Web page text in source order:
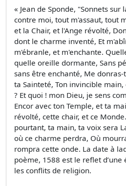
« Jean de Sponde, "Sonnets sur
contre moi, tout m'assaut, tout
et la Chair, et l'Ange révolté,
dont le charme inventé, Et
m'ébranle, et m'enchante.
quelle oreille dormante, Sans
sans être enchanté, Me donras-
ta Sainteté, Ton invincible
? Et quoi ! mon Dieu, je sens
Encor avec ton Temple, et ta
révolté, cette chair, et ce
pourtant, ta main, ta voix sera
où ce charme perdra, Où
rompra cette onde. La date à
poème, 1588 est le reflet
les conflits de religion.